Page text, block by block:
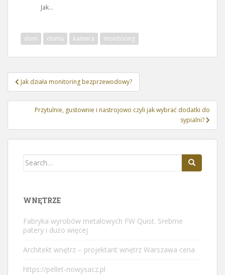
Jak...
dom domu kamera monitoring
Nawigacja
wpisu
Jak działa monitoring bezprzewodowy?
Przytulnie, gustownie i nastrojowo czyli jak wybrać dodatki do
sypialni?
Search
WNĘTRZE
Fabryka wyrobów metalowych FW Quist. Srebrne
patery i dużo więcej
Architekt wnętrz – projektant wnętrz Warszawa cena
https://pellet-nowysacz.pl